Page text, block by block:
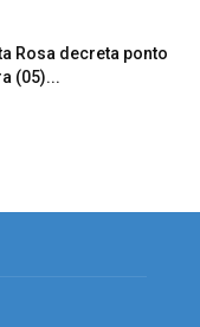
Rosa decreta ponto
(05)...